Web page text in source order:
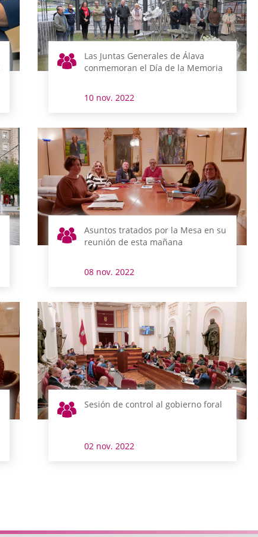
Las Juntas Generales de Álava
conmemoran el Día de la Memoria
10 nov. 2022
Asuntos tratados por la Mesa en su
reunión de esta mañana
08 nov. 2022
Sesión de control al gobierno foral
02 nov. 2022